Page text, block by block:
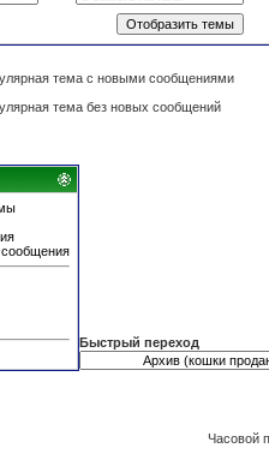
тема с новыми сообщениями
тема без новых сообщений
сообщения
Быстрый переход
Часовой